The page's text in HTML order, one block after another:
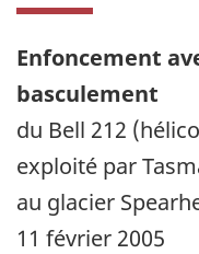
Enfoncement
basculement
du Bell 212
exploité par
au glacier
11 février 2005